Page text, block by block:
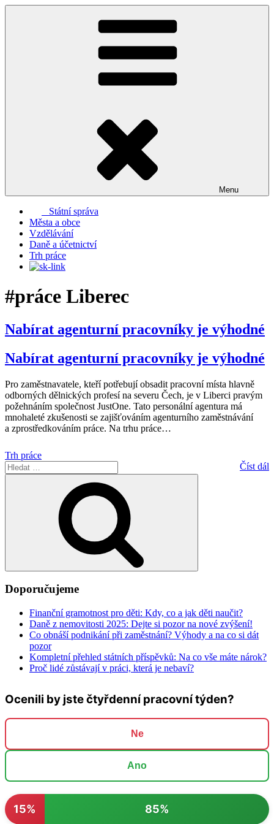
Přejít
Menu
Státní správa
Města a obce
Vzdělávání
Daně a účetnictví
Trh práce
#práce Liberec
Nabírat agenturní pracovníky je výhodné
Nabírat agenturní pracovníky je výhodné
Pro zaměstnavatele, kteří potřebují obsadit pracovní místa hlavně
odborných dělnických profesí na severu Čech, je v Liberci pravým
požehnáním společnost JustOne. Tato personální agentura má
mnohaleté zkušenosti se zajišťováním agenturního zaměstnávání
a zprostředkováním práce. Na trhu práce…
Trh práce
Číst dál
Hledat:
Doporučujeme
Finanční gramotnost pro děti: Kdy, co a jak děti naučit?
Daně z nemovitosti 2025: Dejte si pozor na nové zvýšení!
Co obnáší podnikání při zaměstnání? Výhody a na co si dát
pozor
Kompletní přehled státních příspěvků: Na co vše máte nárok?
Proč lidé zůstávají v práci, která je nebaví?
Ocenili by jste čtyřdenní pracovní týden?
Ne
Ano
15% 85%